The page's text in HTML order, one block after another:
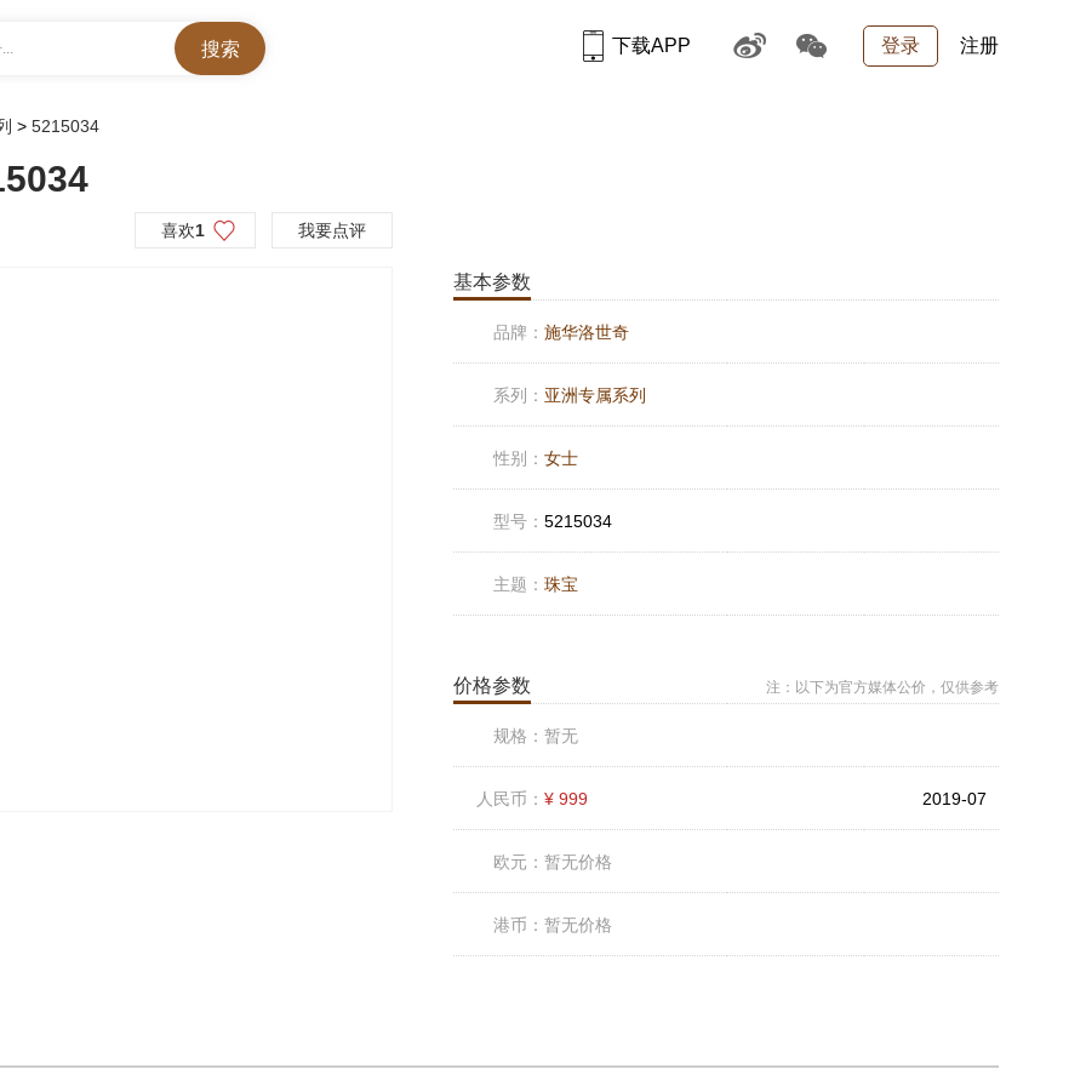
登录 注册
下载APP
> 5215034
喜欢1 我要点评
基本参数
品牌： 施华洛世奇
系列： 亚洲专属系列
性别： 女士
型号： 5215034
主题： 珠宝
价格参数 注：以下为官方媒体公价，仅供参考
规格： 暂无
人民币： ¥ 999 2019-07
欧元： 暂无价格
港币： 暂无价格